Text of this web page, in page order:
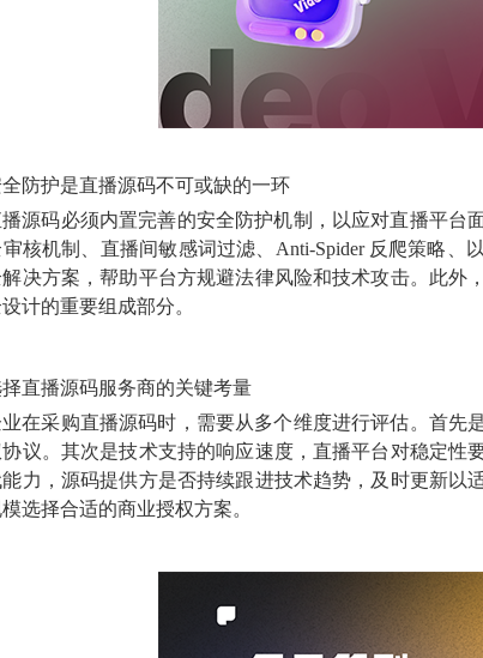
全防护是直播源码不可或缺的一环
源码必须内置完善的安全防护机制，以应对直播平台
核机制、直播间敏感词过滤、Anti-Spider 反爬策略
决方案，帮助平台方规避法律风险和技术攻击。此
计的重要组成部分。
直播源码服务商的关键考量
在采购直播源码时，需要从多个维度进行评估。首先
议。其次是技术支持的响应速度，直播平台对稳定性
力，源码提供方是否持续跟进技术趋势，及时更新以
选择合适的商业授权方案。